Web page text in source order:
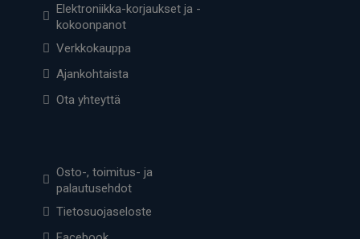
Elektroniikka-korjaukset ja -
kokoonpanot
Verkkokauppa
Ajankohtaista
Ota yhteyttä
Osto-, toimitus- ja
palautusehdot
Tietosuojaseloste